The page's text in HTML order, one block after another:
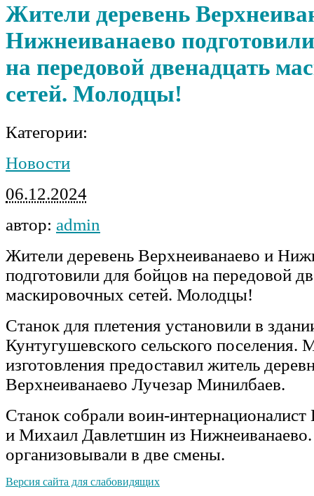
Жители деревень
Нижнеиванаево
на передовой двенадцать
сетей. Молодцы!
Категории:
Новости
06.12.2024
автор: admin
Жители деревень Верхнеиванаево и
подготовили для бойцов на передовой
маскировочных сетей. Молодцы!
Станок для плетения установили в
Кунтугушевского сельского поселения.
изготовления предоставил житель
Верхнеиванаево Лучезар Минилбаев.
Станок собрали воин-
и Михаил Давлетшин из Нижнеиванаево.
организовывали в две смены.
Версия сайта для слабовидящих